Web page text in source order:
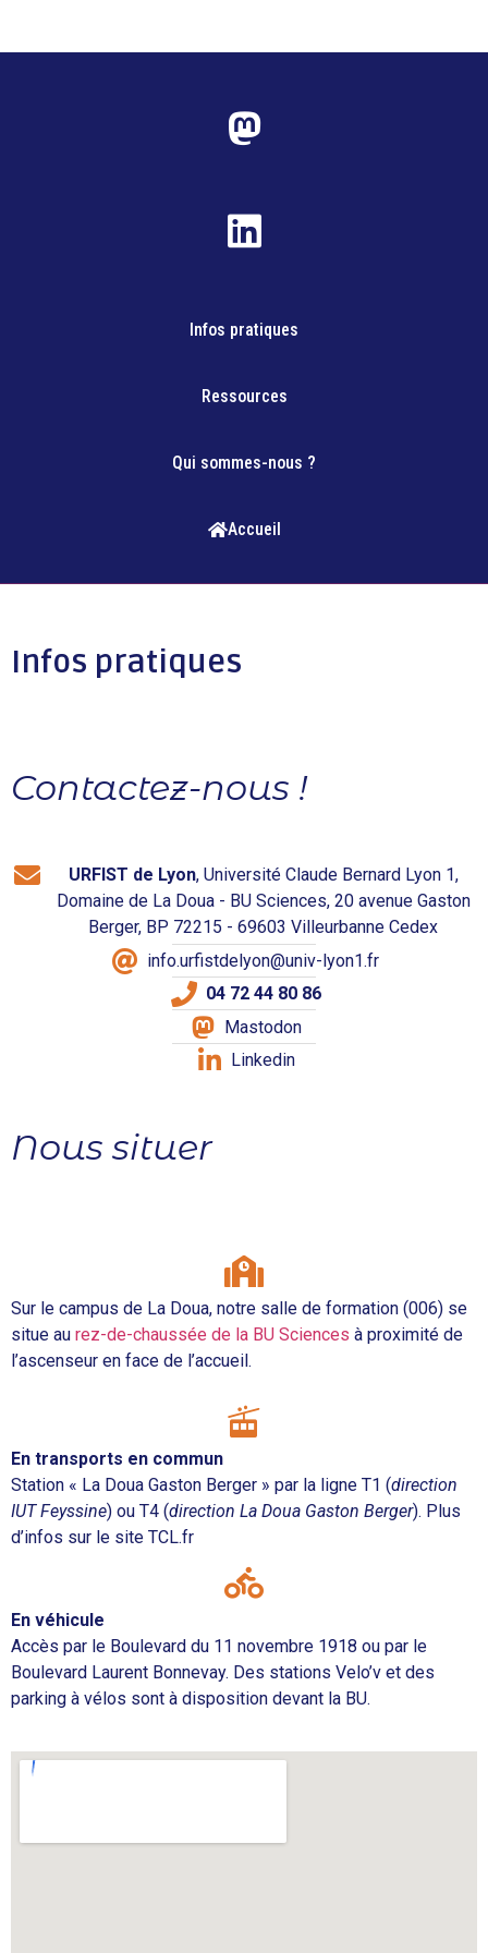
Accueil
Qui sommes-nous ?
Ressources
Infos pratiques
Infos pratiques
Contactez-nous !
URFIST de Lyon, Université Claude Bernard Lyon 1,
Domaine de La Doua - BU Sciences, 20 avenue Gaston
Berger, BP 72215 - 69603 Villeurbanne Cedex
info.urfistdelyon@univ-lyon1.fr
04 72 44 80 86
Mastodon
Linkedin
Nous situer
Sur le campus de La Doua, notre salle de formation (006) se
situe au rez-de-chaussée de la BU Sciences à proximité de
l’ascenseur en face de l’accueil.
En transports en commun
Station « La Doua Gaston Berger » par la ligne T1 (direction
IUT Feyssine) ou T4 (direction La Doua Gaston Berger). Plus
d’infos sur le site TCL.fr
En véhicule
Accès par le Boulevard du 11 novembre 1918 ou par le
Boulevard Laurent Bonnevay. Des stations Velo’v et des
parking à vélos sont à disposition devant la BU.